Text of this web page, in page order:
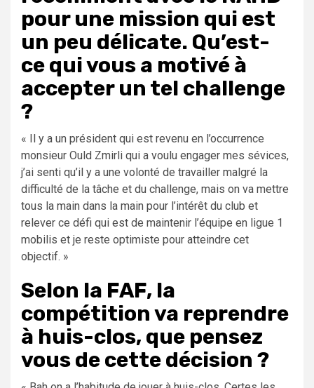
pour une mission qui est
un peu délicate. Qu’est-
ce qui vous a motivé à
accepter un tel challenge
?
« Il y a un président qui est revenu en l’occurrence
monsieur Ould Zmirli qui a voulu engager mes sévices,
j’ai senti qu’il y a une volonté de travailler malgré la
difficulté de la tâche et du challenge, mais on va mettre
tous la main dans la main pour l’intérêt du club et
relever ce défi qui est de maintenir l’équipe en ligue 1
mobilis et je reste optimiste pour atteindre cet
objectif. »
Selon la FAF, la
compétition va reprendre
à huis-clos, que pensez
vous de cette décision ?